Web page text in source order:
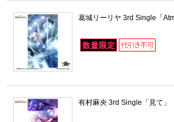
葛城リーリヤ 3rd Single「
有村麻央 3rd Single「見て」